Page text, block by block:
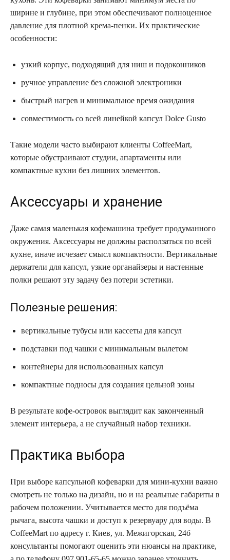
ширине и глубине, при этом обеспечивают полноценное
давление для плотной крема-пенки. Их практические
особенности:
узкий корпус, подходящий для ниш и подоконников
ручное управление без сложной электроники
быстрый нагрев и минимальное время ожидания
совместимость со всей линейкой капсул Dolce Gusto
Такие модели часто выбирают клиенты CoffeeMart,
которые обустраивают студии, апартаменты или
компактные кухни без лишних элементов.
Аксессуары и хранение
Даже самая маленькая кофемашина требует продуманного
окружения. Аксессуары не должны расползаться по всей
кухне, иначе исчезает смысл компактности. Вертикальные
держатели для капсул, узкие органайзеры и настенные
полки решают эту задачу без потери эстетики.
Полезные решения:
вертикальные тубусы или кассеты для капсул
подставки под чашки с минимальным вылетом
контейнеры для использованных капсул
компактные подносы для создания цельной зоны
В результате кофе-островок выглядит как законченный
элемент интерьера, а не случайный набор техники.
Практика выбора
При выборе капсульной кофеварки для мини-кухни важно
смотреть не только на дизайн, но и на реальные габариты в
рабочем положении. Учитывается место для подъёма
рычага, высота чашки и доступ к резервуару для воды. В
CoffeeMart по адресу г. Киев, ул. Межигорская, 24б
консультанты помогают оценить эти нюансы на практике,